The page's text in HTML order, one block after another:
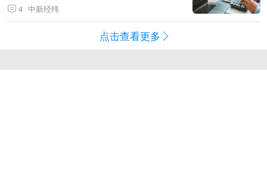
4 中新经纬
点击查看更多